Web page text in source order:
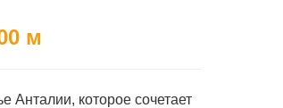
м
которое сочетает